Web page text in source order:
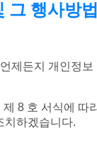
그 행사방
제든지 개인정
8 호 서식에 따
치하겠습니다.